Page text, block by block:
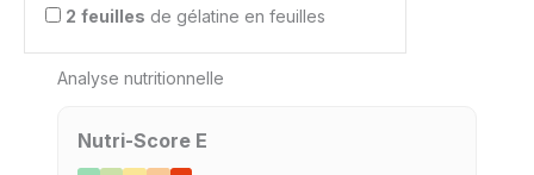
2 feuilles de gélatine en feuilles
Analyse nutritionnelle
Nutri-Score E